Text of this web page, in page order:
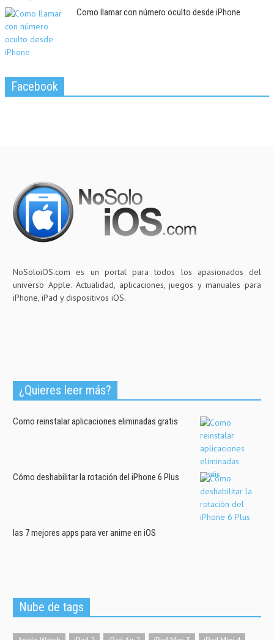
Como llamar con número oculto desde iPhone
Facebook
NoSoloiOS.com es un portal para todos los apasionados del
universo Apple. Actualidad, aplicaciones, juegos y manuales para
iPhone, iPad y dispositivos iOS.
¿Quieres leer más?
Como reinstalar aplicaciones eliminadas gratis
Cómo deshabilitar la rotación del iPhone 6 Plus
las 7 mejores apps para ver anime en iOS
Nube de tags